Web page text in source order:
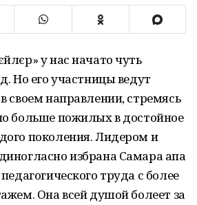
у нас начато чуть
Но его участницы ведут
своем направлении, стремясь
больше пожилых в достойное
поколения. Лидером и
избрана Самара апа
труда с более
Она всей душой болеет за